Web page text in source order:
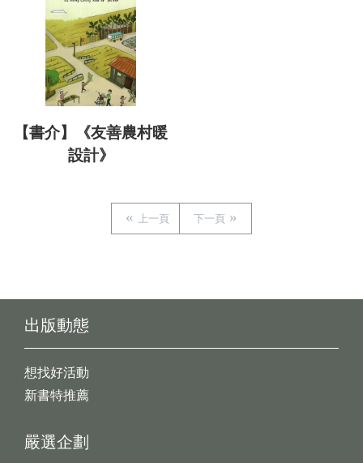
【書介】《友善農村暖
設計》
上一頁 下一頁
出版動態
想找好活動
新書特推薦
嚴選企劃